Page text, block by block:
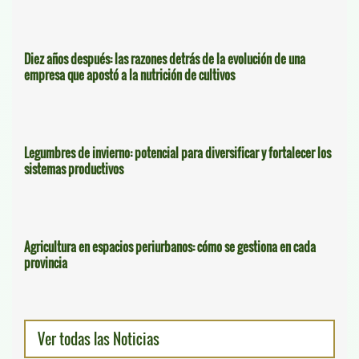
Diez años después: las razones detrás de la evolución de una
empresa que apostó a la nutrición de cultivos
Legumbres de invierno: potencial para diversificar y fortalecer los
sistemas productivos
Agricultura en espacios periurbanos: cómo se gestiona en cada
provincia
Ver todas las Noticias